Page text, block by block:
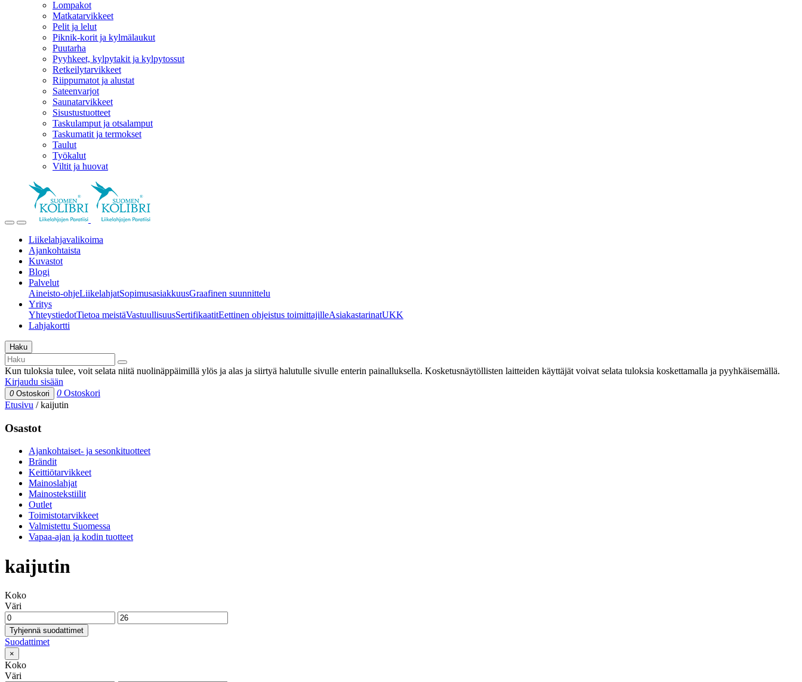
Lompakot
Matkatarvikkeet
Pelit ja lelut
Piknik-korit ja kylmälaukut
Puutarha
Pyyhkeet, kylpytakit ja kylpytossut
Retkeilytarvikkeet
Riippumatot ja alustat
Sateenvarjot
Saunatarvikkeet
Sisustustuotteet
Taskulamput ja otsalamput
Taskumatit ja termokset
Taulut
Työkalut
Viltit ja huovat
Liikelahjavalikoima
Ajankohtaista
Kuvastot
Blogi
Palvelut
Aineisto-ohjeLiikelahjatSopimusasiakkuusGraafinen suunnittelu
Yritys
YhteystiedotTietoa meistäVastuullisuusSertifikaatitEettinen ohjeistus toimittajilleAsiakastarinatUKK
Lahjakortti
Haku
Kun tuloksia tulee, voit selata niitä nuolinäppäimillä ylös ja alas ja siirtyä halutulle sivulle enterin painalluksella. Kosketusnäytöllisten laitteiden käyttäjät voivat selata tuloksia koskettamalla ja pyyhkäisemällä.
Kirjaudu sisään
0 Ostoskori 0 Ostoskori
Etusivu /kaijutin
Osastot
Ajankohtaiset- ja sesonkituotteet
Brändit
Keittiötarvikkeet
Mainoslahjat
Mainostekstiilit
Outlet
Toimistotarvikkeet
Valmistettu Suomessa
Vapaa-ajan ja kodin tuotteet
kaijutin
Koko
Väri
Tyhjennä suodattimet
Suodattimet
×
Koko
Väri